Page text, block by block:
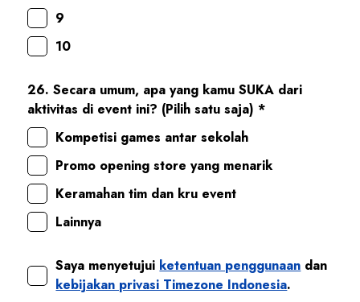
9
10
26. Secara umum, apa yang kamu SUKA dari
aktivitas di event ini? (Pilih satu saja) *
Kompetisi games antar sekolah
Promo opening store yang menarik
Keramahan tim dan kru event
Lainnya
Saya menyetujui ketentuan penggunaan dan
kebijakan privasi Timezone Indonesia.